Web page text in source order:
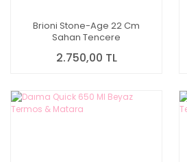
Brioni Stone-Age 22 Cm
Sahan Tencere
2.750,00 TL